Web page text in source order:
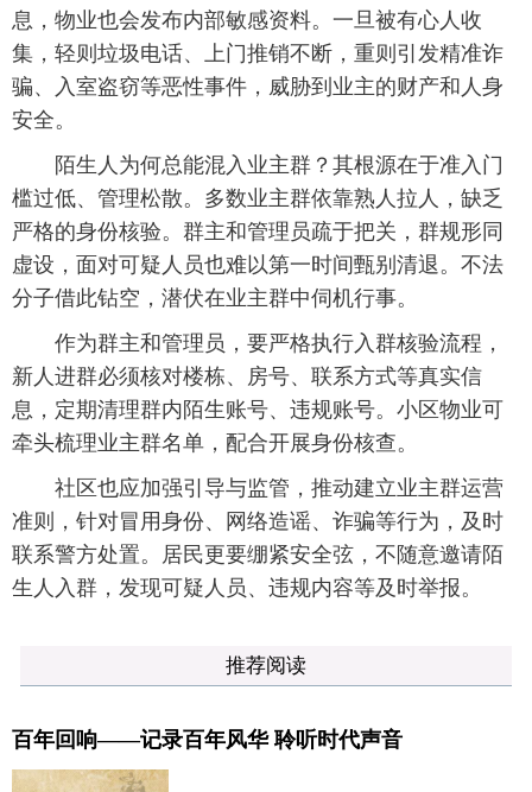
太原日报 太原晚报 社区
息，物业也会发布内部敏感资料。一旦被有心人收
集，轻则垃圾电话、上门推销不断，重则引发精准诈
骗、入室盗窃等恶性事件，威胁到业主的财产和人身
安全。
陌生人为何总能混入业主群？其根源在于准入门
槛过低、管理松散。多数业主群依靠熟人拉人，缺乏
严格的身份核验。群主和管理员疏于把关，群规形同
虚设，面对可疑人员也难以第一时间甄别清退。不法
分子借此钻空，潜伏在业主群中伺机行事。
作为群主和管理员，要严格执行入群核验流程，
新人进群必须核对楼栋、房号、联系方式等真实信
息，定期清理群内陌生账号、违规账号。小区物业可
牵头梳理业主群名单，配合开展身份核查。
社区也应加强引导与监管，推动建立业主群运营
准则，针对冒用身份、网络造谣、诈骗等行为，及时
联系警方处置。居民更要绷紧安全弦，不随意邀请陌
生人入群，发现可疑人员、违规内容等及时举报。
推荐阅读
百年回响——记录百年风华 聆听时代声音